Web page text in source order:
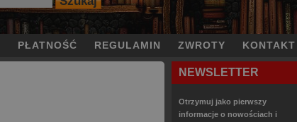
PŁATNOŚĆ REGULAMIN ZWROTY KONTAKT
NEWSLETTER
Otrzymuj jako pierwszy
informacje o nowościach i